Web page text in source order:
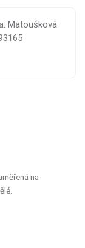
Matoušková
na